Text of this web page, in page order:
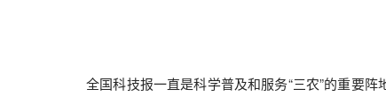
全国科技报一直是科学普及和服务“三农”的重要